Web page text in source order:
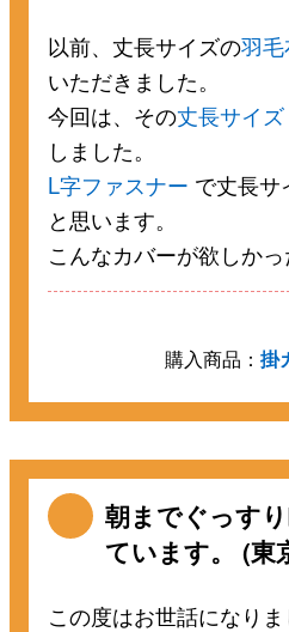
以前、丈長サイズの羽
いただきました。
今回は、その丈長サイズ
しました。
L字ファスナー で丈長サ
と思います。
こんなカバーが欲しかっ
購入商品： 掛
朝までぐっす
ています。 (東
この度はお世話になりま